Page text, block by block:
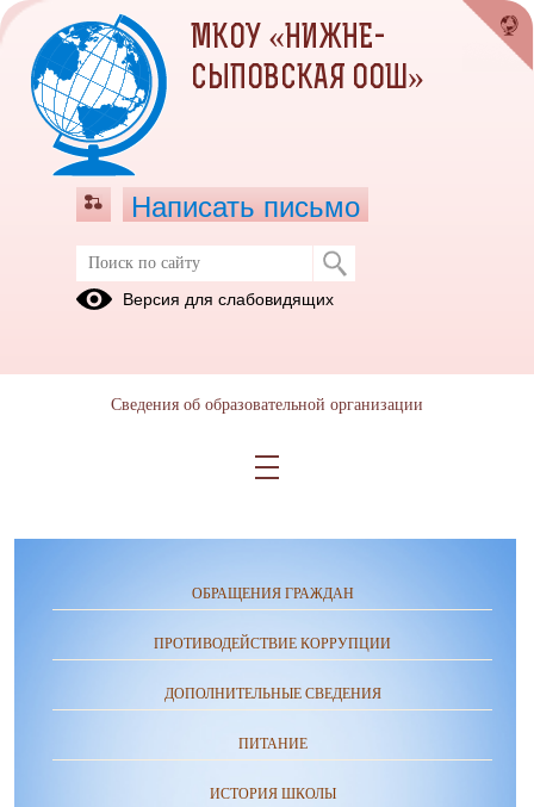
Расписание на 2024-25 учебный год
ОБРАЩЕНИЯ ГРАЖДАН
ПРОТИВОДЕЙСТВИЕ КОРРУПЦИИ
ДОПОЛНИТЕЛЬНЫЕ СВЕДЕНИЯ
ПИТАНИЕ
ИСТОРИЯ ШКОЛЫ
МКОУ «НИЖНЕ-
СЫПОВСКАЯ ООШ»
Написать письмо
Версия для слабовидящих
Сведения об образовательной организации